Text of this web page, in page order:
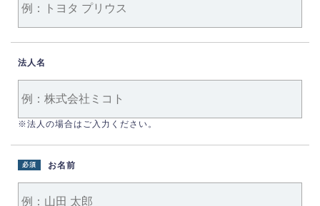
法人名
※法人の場合はご入力ください。
お名前
必須